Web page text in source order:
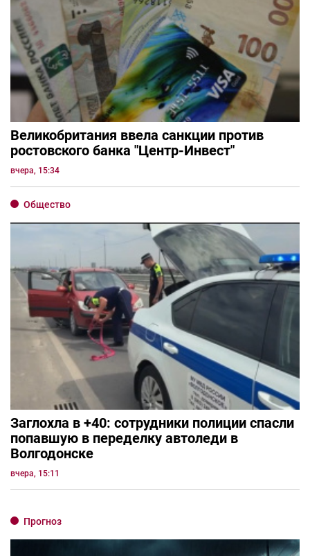
Великобритания ввела санкции против
ростовского банка "Центр-Инвест"
вчера, 15:34
Общество
Заглохла в +40: сотрудники полиции спасли
попавшую в переделку автоледи в
Волгодонске
вчера, 15:11
Прогноз